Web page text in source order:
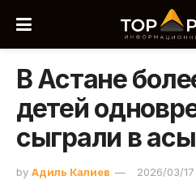
В Астане
детей
сыграли в
by Адиль Калиев 2026/03/17